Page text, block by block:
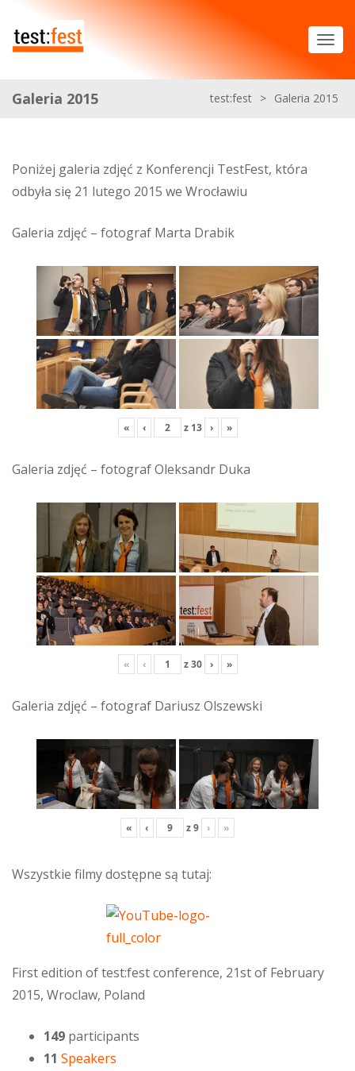
Galeria 2015 test:fest > Galeria 2015
Poniżej galeria zdjęć z Konferencji TestFest, która
odbyła się 21 lutego 2015 we Wrocławiu
Galeria zdjęć – fotograf Marta Drabik
« ‹ z 13 › »
Galeria zdjęć – fotograf Oleksandr Duka
« ‹ z30 › »
Galeria zdjęć – fotograf Dariusz Olszewski
« ‹ z9 › »
Wszystkie filmy dostępne są tutaj:
First edition of test:fest conference, 21st of February
2015, Wroclaw, Poland
149 participants
11 Speakers